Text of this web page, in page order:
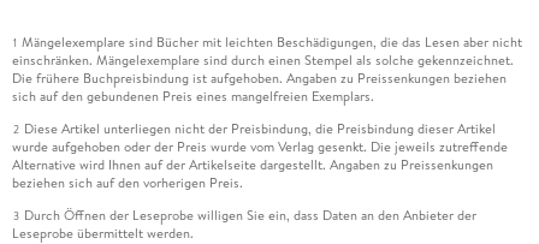
1 Mängelexemplare sind Bücher mit leichten Beschädigungen, die das Lesen aber nicht
einschränken. Mängelexemplare sind durch einen Stempel als solche gekennzeichnet.
Die frühere Buchpreisbindung ist aufgehoben. Angaben zu Preissenkungen beziehen
sich auf den gebundenen Preis eines mangelfreien Exemplars.
2 Diese Artikel unterliegen nicht der Preisbindung, die Preisbindung dieser Artikel
wurde aufgehoben oder der Preis wurde vom Verlag gesenkt. Die jeweils zutreffende
Alternative wird Ihnen auf der Artikelseite dargestellt. Angaben zu Preissenkungen
beziehen sich auf den vorherigen Preis.
3 Durch Öffnen der Leseprobe willigen Sie ein, dass Daten an den Anbieter der
Leseprobe übermittelt werden.